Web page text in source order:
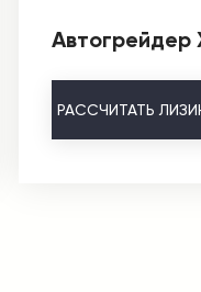
Автогрейдер
РАССЧИТАТЬ